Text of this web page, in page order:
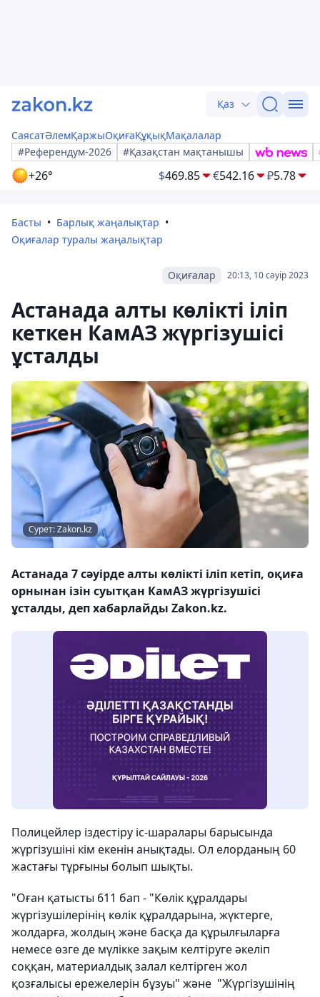
Қаз
СаясатӘлемҚаржыОқиғаҚұқықМақалалар
#Референдум-2026
#Қазақстан мақтанышы
+26° $469.85 €542.16 ₽5.78
Басты
Барлық жаңалықтар
Оқиғалар туралы жаңалықтар
20:13, 10 сәуір 2023
Оқиғалар
Астанада алты көлікті іліп
кеткен КамАЗ жүргізушісі
ұсталды
Сурет: Zakon.kz
Астанада 7 сәуірде алты көлікті іліп кетіп, оқиға
орнынан ізін суытқан КамАЗ жүргізушісі
ұсталды, деп хабарлайды Zakon.kz.
Полицейлер іздестіру іс-шаралары барысында
жүргізушіні кім екенін анықтады. Ол елорданың 60
жастағы тұрғыны болып шықты.
"Оған қатысты 611 бап - "Көлік құралдары
жүргізушілерінің көлік құралдарына, жүктерге,
жолдарға, жолдың және басқа да құрылғыларға
немесе өзге де мүлікке зақым келтіруге әкеліп
соққан, материалдық залал келтірген жол
қозғалысы ережелерін бұзуы" және "Жүргізушінің